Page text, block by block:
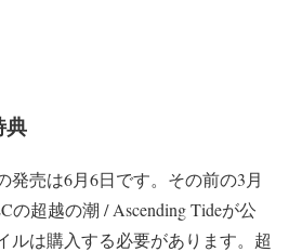
典
発売は6月6日です。その前の3月
の超越の潮 / Ascending Tideが公
ルは購入する必要があります。超